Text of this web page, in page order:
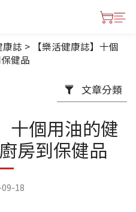
康誌 >
【樂活健康誌】十個
健品
文章分類
十個用油的健
房到保健品
18